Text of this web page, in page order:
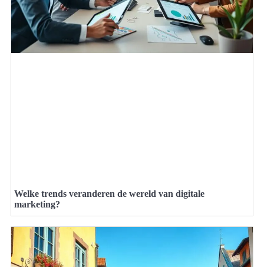
Welke trends veranderen de wereld van digitale
marketing?